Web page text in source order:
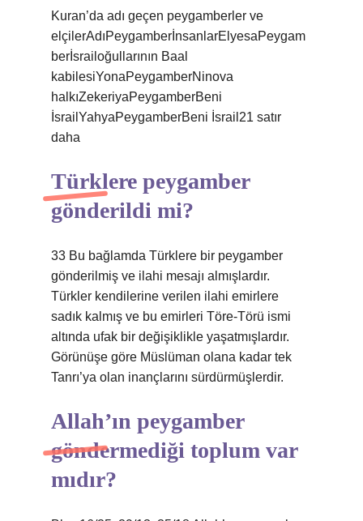
Kuran’da adı geçen peygamberler ve
elçilerAdıPeygamberİnsanlarElyesaPeygam
berİsrailoğullarının Baal
kabilesiYonaPeygamberNinova
halkıZekeriyaPeygamberBeni
İsrailYahyaPeygamberBeni İsrail21 satır
daha
Türklere peygamber
gönderildi mi?
33 Bu bağlamda Türklere bir peygamber
gönderilmiş ve ilahi mesajı almışlardır.
Türkler kendilerine verilen ilahi emirlere
sadık kalmış ve bu emirleri Töre-Törü ismi
altında ufak bir değişiklikle yaşatmışlardır.
Görünüşe göre Müslüman olana kadar tek
Tanrı’ya olan inançlarını sürdürmüşlerdir.
Allah’ın peygamber
göndermediği toplum var
mıdır?